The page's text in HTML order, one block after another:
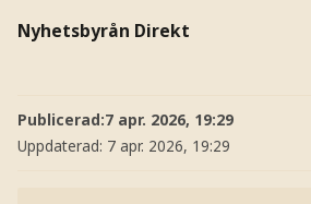
Nyhetsbyrån Direkt
Publicerad:7 apr. 2026, 19:29
Uppdaterad: 7 apr. 2026, 19:29